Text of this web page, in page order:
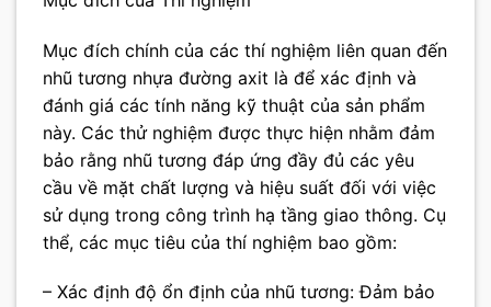
Mục đích chính của các thí nghiệm liên quan đến
nhũ tương nhựa đường axit là để xác định và
đánh giá các tính năng kỹ thuật của sản phẩm
này. Các thử nghiệm được thực hiện nhằm đảm
bảo rằng nhũ tương đáp ứng đầy đủ các yêu
cầu về mặt chất lượng và hiệu suất đối với việc
sử dụng trong công trình hạ tầng giao thông. Cụ
thể, các mục tiêu của thí nghiệm bao gồm:
– Xác định độ ổn định của nhũ tương: Đảm bảo